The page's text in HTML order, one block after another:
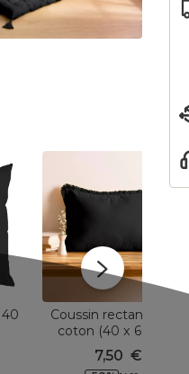
Coussin rectangulaire
coton (40 x 60 cm)
Pixel franges Noir
7,50 €